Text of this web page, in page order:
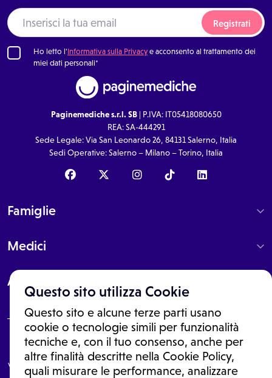
Questo sito utilizza Cookie
Questo sito e alcune terze parti usano
cookie o tecnologie simili per funzionalità
tecniche e, con il tuo consenso, anche per
altre finalità descritte nella Cookie Policy,
quali misurare le performance, analizzare
Registrati
Ho letto l'Informativa sulla Privacye acconsento al trattamento dei
miei dati personali*
Paginemediche s.r.l. SB| P.IVA: IT05418080650
REA: SA-444291
Sede Legale: Via San Leonardo 26, 84131 Salerno, Italia
Sedi Operative: Salerno – Milano – Torino, Italia
Famiglie
Medici
About
Le informazioni proposte in questo sito non sono un consulto medico.
In nessun caso, queste informazioni sostituiscono un consulto, una
visita o una diagnosi formulata dal medico. Non si devono considerare
le informazioni disponibili come suggerimenti per la formulazione di